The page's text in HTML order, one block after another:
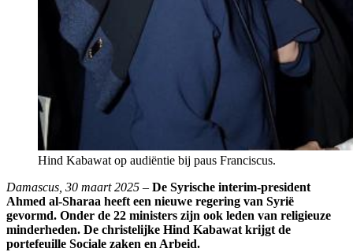
Hind Kabawat op audiëntie bij paus Franciscus.
Damascus, 30 maart 2025 – De Syrische interim-president
Ahmed al-Sharaa heeft een nieuwe regering van Syrië
gevormd. Onder de 22 ministers zijn ook leden van religieuze
minderheden. De christelijke Hind Kabawat krijgt de
portefeuille Sociale zaken en Arbeid.